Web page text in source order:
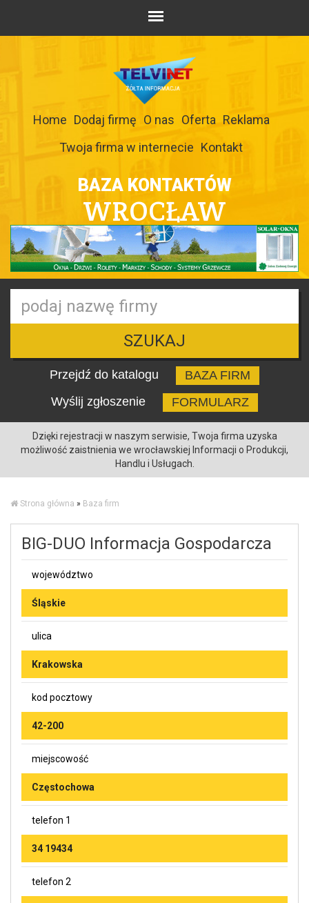
Home Dodaj firmę O nas Oferta Reklama
Twoja firma w internecie Kontakt
BAZA KONTAKTÓW
WROCŁAW
SZUKAJ
Przejdź do katalogu
BAZA FIRM
Wyślij zgłoszenie
FORMULARZ
Dzięki rejestracji w naszym serwisie, Twoja firma uzyska
możliwość zaistnienia we wrocławskiej Informacji o Produkcji,
Handlu i Usługach.
Strona główna » Baza firm
BIG-DUO Informacja Gospodarcza
województwo
Śląskie
ulica
Krakowska
kod pocztowy
42-200
miejscowość
Częstochowa
telefon 1
34 19434
telefon 2